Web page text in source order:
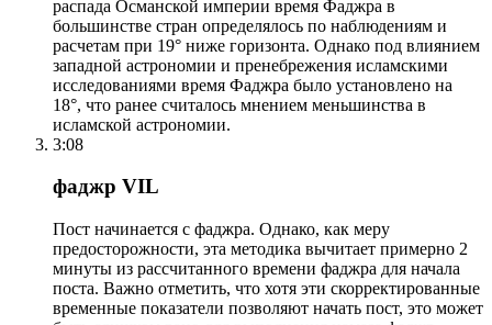
распада Османской империи время Фаджра в
большинстве стран определялось по наблюдениям и
расчетам при 19° ниже горизонта. Однако под влиянием
западной астрономии и пренебрежения исламскими
исследованиями время Фаджра было установлено на
18°, что ранее считалось мнением меньшинства в
исламской астрономии.
3:08
фаджр VIL
Пост начинается с фаджра. Однако, как меру
предосторожности, эта методика вычитает примерно 2
минуты из рассчитанного времени фаджра для начала
поста. Важно отметить, что хотя эти скорректированные
временные показатели позволяют начать пост, это может